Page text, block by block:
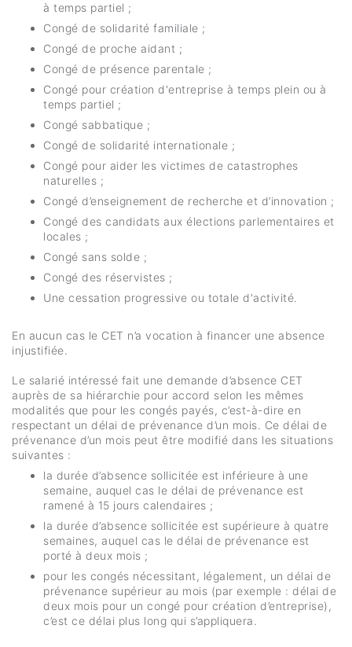
à temps partiel ;
Congé de solidarité familiale ;
Congé de proche aidant ;
Congé de présence parentale ;
Congé pour création d'entreprise à temps plein ou à
temps partiel ;
Congé sabbatique ;
Congé de solidarité internationale ;
Congé pour aider les victimes de catastrophes
naturelles ;
Congé d’enseignement de recherche et d’innovation ;
Congé des candidats aux élections parlementaires et
locales ;
Congé sans solde ;
Congé des réservistes ;
Une cessation progressive ou totale d'activité.
En aucun cas le CET n’a vocation à financer une absence
injustifiée.
Le salarié intéressé fait une demande d’absence CET
auprès de sa hiérarchie pour accord selon les mêmes
modalités que pour les congés payés, c’est-à-dire en
respectant un délai de prévenance d’un mois. Ce délai de
prévenance d’un mois peut être modifié dans les situations
suivantes :
la durée d’absence sollicitée est inférieure à une
semaine, auquel cas le délai de prévenance est
ramené à 15 jours calendaires ;
la durée d’absence sollicitée est supérieure à quatre
semaines, auquel cas le délai de prévenance est
porté à deux mois ;
pour les congés nécessitant, légalement, un délai de
prévenance supérieur au mois (par exemple : délai de
deux mois pour un congé pour création d’entreprise),
c’est ce délai plus long qui s’appliquera.